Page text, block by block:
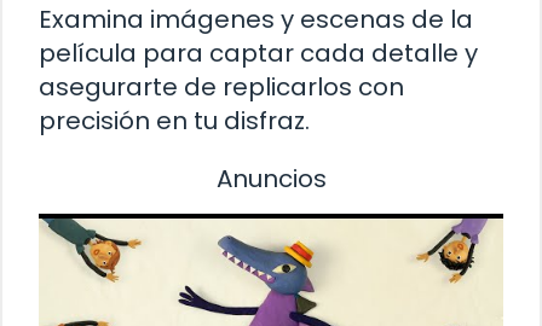
Examina imágenes y escenas de la
película para captar cada detalle y
asegurarte de replicarlos con
precisión en tu disfraz.
Anuncios